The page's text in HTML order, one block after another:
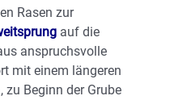
Rasen zur
auf die
anspruchsvolle
mit einem längeren
zu Beginn der Grube